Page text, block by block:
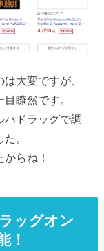
大変ですが、
瞭然です。
ハドラッグで調
。
らね！
ッグオン
！